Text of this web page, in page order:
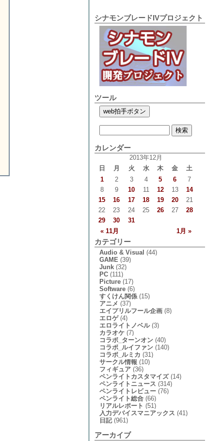
シナモンブレードIVプロジェクト
ツール
カレンダー
2013年12月
日
月 火 水 木 金 土
« 11月 1月 »
1 2 3 4 5 6
7
8
9 10 11 12 13
14
15
16 17 18 19 20
21
22
23 24 25 26 27
28
29
30 31
カテゴリー
Audio & Visual (44)
GAME (39)
Junk(32)
PC(111)
Picture(17)
Software(6)
すくけん関係(15)
アニメ (37)
エイプリルフール企画(8)
エロゲ(4)
エロライトノベル(3)
カラオケ(7)
コラボ_ターンオン(40)
コラボ_ルイファン(140)
コラボ_ルミカ (31)
サークル情報 (10)
フィギュア(36)
ペンライトカスタマイズ(14)
ペンライトニュース (314)
ペンライトレビュー(76)
ペンライト総合(66)
リアルレポート (51)
入力デバイスマニアックス (41)
日記(961)
アーカイブ